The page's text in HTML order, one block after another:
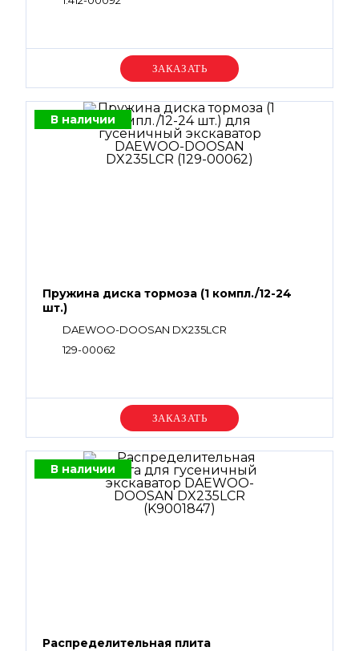
Уточняйте цену
В наличии
Пружина диска тормоза (1 компл./12-24
шт.)
DAEWOO-DOOSAN DX235LCR
129-00062
Уточняйте цену
В наличии
Распределительная плита